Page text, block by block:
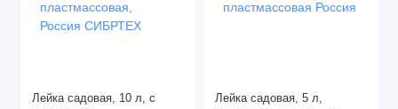
Плоскорезы
Лейка садовая, 10 л, с
Лейка садовая, 5 л,